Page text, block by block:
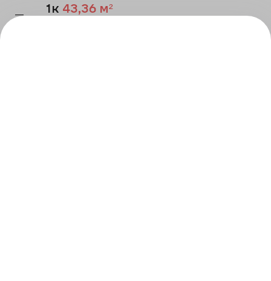
— 1к 43,36 м²